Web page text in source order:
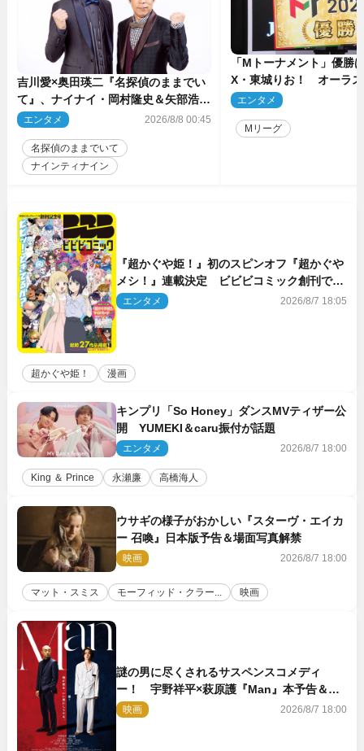
吉川愛×奥田瑛二『名探偵のままでい
て』、ナイナイ・岡村隆史＆矢部浩之
のゲスト出演が決定！
エンタメ 2026/8/8 00:45
名探偵のままでいて
ナインティナイン
「Mトーナメント」優勝
X・東城りお！ オーラス
後は自ら和了って幕引き
エンタメ
Mリーグ
『超かぐや姫！』初のスピンオフ『超かぐや
メシ！』連載決定 ビビビコミック創刊で31
作品一挙公開
エンタメ 2026/8/7 18:05
超かぐや姫！ 漫画
キンプリ「So Honey」ダンスMVティザー公
開 YUMEKI＆caru振付が話題
エンタメ 2026/8/7 18:00
King ＆ Prince 永瀬廉 高橋海人
ウサギの様子がおかしい『スターヴ・エイカ
ー 召喚』日本版予告＆場面写真解禁
映画 2026/8/7 18:00
マット・スミス モーフィッド・クラー... 映画
謎の男に尽くされるサスペンスコメディ
ー！ 宇野祥平×萩原護『Man』本予告＆新
ビジュアル解禁
映画 2026/8/7 18:00